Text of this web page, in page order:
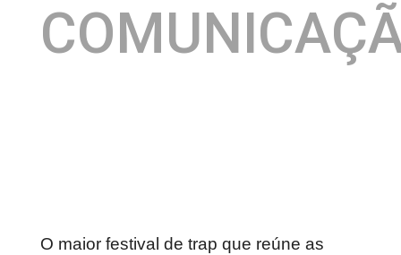
O maior festival de trap que reúne as